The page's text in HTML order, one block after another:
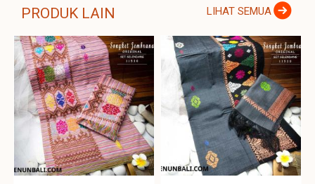
PRODUK LAIN LIHAT SEMUA